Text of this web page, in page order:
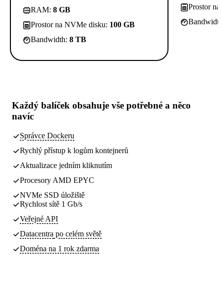
RAM: 8 GB
Prostor na NVMe disku: 100 GB
Bandwidth: 8 TB
Prostor
Každý balíček obsahuje vše potřebné a něco
navíc
Správce Dockeru
Rychlý přístup k logům kontejnerů
Aktualizace jedním kliknutím
Procesory AMD EPYC
NVMe SSD úložiště
Rychlost sítě 1 Gb/s
Veřejné API
Datacentra po celém světě
Doména na 1 rok zdarma